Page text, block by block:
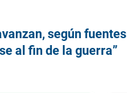
según fuentes
al fin de la guerra”